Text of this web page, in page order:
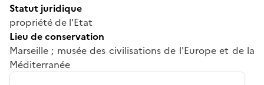
Statut juridique
propriété de l'Etat
Lieu de conservation
Marseille ; musée des civilisations de l'Europe et de la
Méditerranée